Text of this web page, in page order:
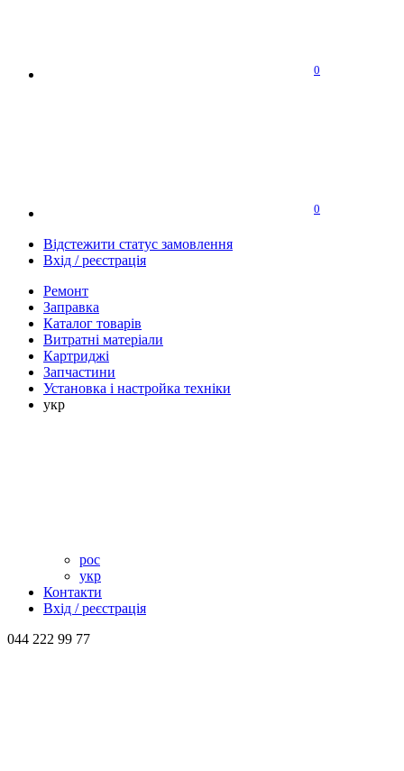
0
0
Відстежити статус замовлення
Вхід / реєстрація
Ремонт
Заправка
Каталог товарів
Витратні матеріали
Картриджі
Запчастини
Установка і настройка техніки
укр
рос
укр
Контакти
Вхід / реєстрація
044 222 99 77